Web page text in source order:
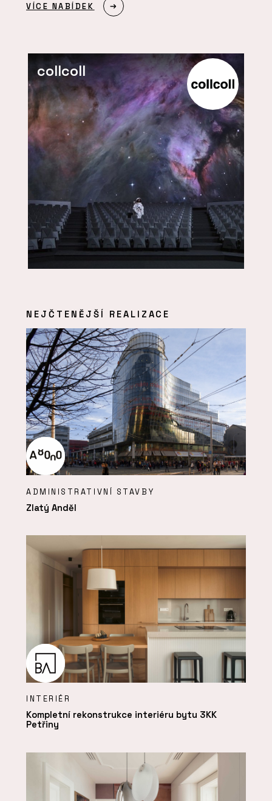
VÍCE NABÍDEK
collcoll
NEJČTENĚJŠÍ REALIZACE
ADMINISTRATIVNÍ STAVBY
Zlatý Anděl
INTERIÉR
Kompletní rekonstrukce interiéru bytu 3KK
Petřiny